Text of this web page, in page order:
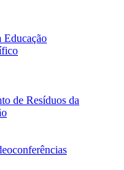
Educação
de Resíduos da